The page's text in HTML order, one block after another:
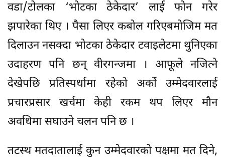
वडा/टोलका ‘भोटका ठेकेदार’ लाई फोन गरेर
झपारेका थिए । पैसा लिएर कबोल गरिएबमोजिम मत
दिलाउन नसक्दा भोटका ठेकेदार टवाइलेटमा थुनिएका
उदाहरण पनि छन् वीरगन्जमा । आफूले नजित्ने
देखेपछि प्रतिस्पर्धामा रहेको अर्को उम्मेदवारलाई
प्रचारप्रसार खर्चमा केही रकम थप लिएर मौन
अवधिमा सघाउने चलन पनि छ ।
तटस्थ मतदातालाई कुन उम्मेदवारको पक्षमा मत दिने,